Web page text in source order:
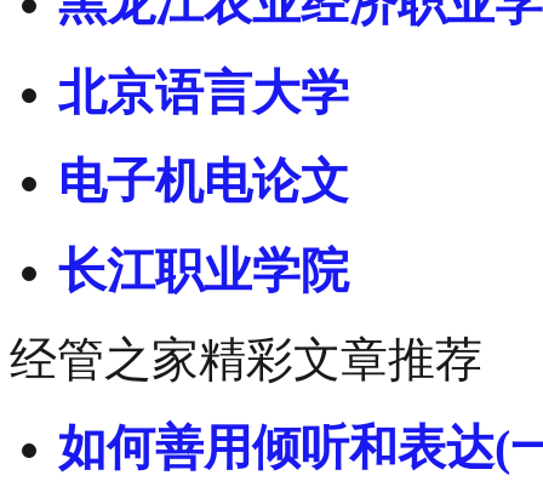
北京语言大学
电子机电论文
长江职业学院
经管之家精彩文章推荐
如何善用倾听和表达(